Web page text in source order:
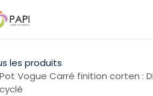
les produits
Pot Vogue Carré finition corten :